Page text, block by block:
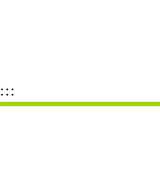
:::